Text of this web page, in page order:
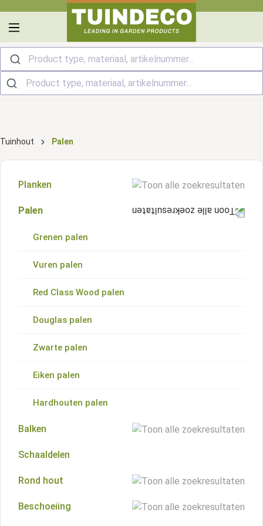
Product type, materiaal, artikelnummer...
Tuinhout Palen
Planken
Grenen planken
Vuren planken
Red Class Wood planken
Douglas planken
Thermoline planken
Zwarte planken
Eiken planken
Hardhouten planken
Palen
Grenen palen
Vuren palen
Red Class Wood palen
Douglas palen
Zwarte palen
Eiken palen
Hardhouten palen
Balken
Grenen balken
Vuren balken
Red Class Wood balken
Schaaldelen
Rond hout
Palissaden
Beschoeiing